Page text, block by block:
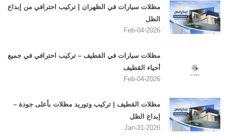
مظلات سيارات في الظهران | تركيب احترافي من إبداع
الظل
2026-Feb-04
مظلات سيارات في القطيف – تركيب احترافي في جميع
أحياء القطيف
2026-Feb-04
مظلات القطيف | تركيب وتوريد مظلات بأعلى جودة –
إبداع الظل
2026-Jan-31